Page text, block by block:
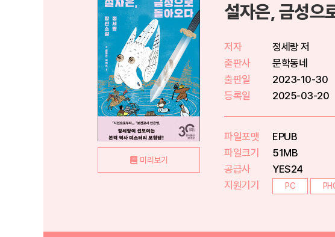
미리보기
설자은, 금성으
저자
정세랑 저
출판사
문학동네
출판일
2023-10-30
등록일
2025-03-20
파일포맷
EPUB
파일크기
51MB
공급사
YES24
지원기기
PC